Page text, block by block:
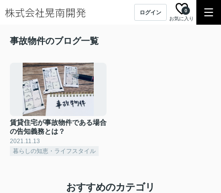
ログイン
お気に入り
0
事故物件のブログ一覧
賃貸住宅が事故物件である場合
の告知義務とは？
2021.11.13
暮らしの知恵・ライフスタイル
おすすめのカテゴリ